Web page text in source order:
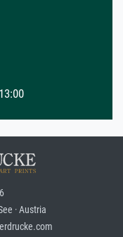
· Austria